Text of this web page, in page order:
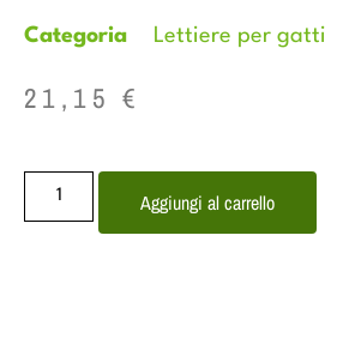
Categoria Lettiere per gatti
21,15€
Aggiungi al carrello